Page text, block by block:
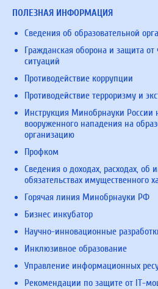
ПОЛЕЗНАЯ ИНФОРМАЦИЯ
Сведения об образовательной
Гражданская оборона и защита
ситуаций
Противодействие коррупции
Противодействие терроризму и
Инструкция Минобрнауки России
вооруженного нападения на
организацию
Профком
Сведения о доходах, расходах, об
обязательствах имущественного
Горячая линия Минобрнауки РФ
Бизнес инкубатор
Научно-инновационные
Инклюзивное образование
Управление информационных
Рекомендации по защите от IT-